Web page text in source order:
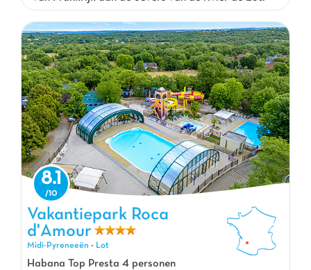
Vakantiepark Roca d'Amour, Vakantiepark Midi-Pyreneeën
8.1
Vakantiepark Roca
d'Amour
Midi-Pyreneeën - Lot
Habana Top Presta 4 personen